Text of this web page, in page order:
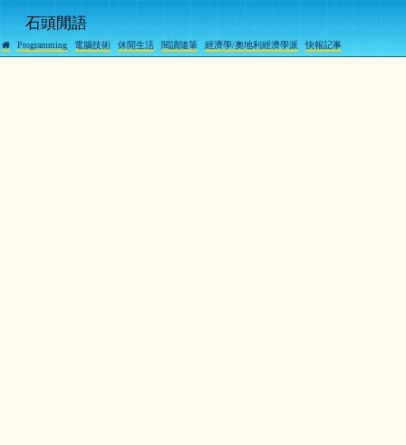
石頭閒語
 Programming 電腦技術 休閒生活 閱讀隨筆 經濟學/奧地利經濟學派 快報記事